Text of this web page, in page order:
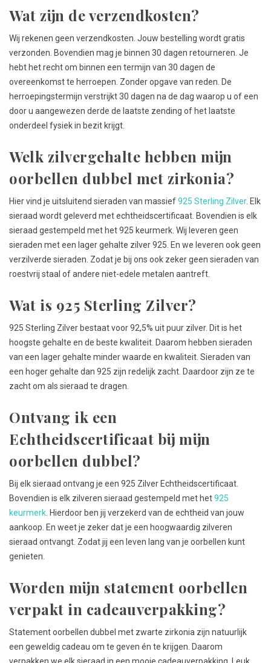
Wat zijn de verzendkosten?
Wij rekenen geen verzendkosten. Jouw bestelling wordt gratis
verzonden. Bovendien mag je binnen 30 dagen retourneren. Je
hebt het recht om binnen een termijn van 30 dagen de
overeenkomst te herroepen. Zonder opgave van reden. De
herroepingstermijn verstrijkt 30 dagen na de dag waarop u of een
door u aangewezen derde de laatste zending of het laatste
onderdeel fysiek in bezit krijgt.
Welk zilvergehalte hebben mijn
oorbellen dubbel met zirkonia?
Hier vind je uitsluitend sieraden van massief925 Sterling Zilver. Elk
sieraad wordt geleverd met echtheidscertificaat. Bovendien is elk
sieraad gestempeld met het 925 keurmerk. Wij leveren geen
sieraden met een lager gehalte zilver 925. En we leveren ook geen
verzilverde sieraden. Zodat je bij ons ook zeker geen sieraden van
roestvrij staal of andere niet-edele metalen aantreft.
Wat is 925 Sterling Zilver?
925 Sterling Zilver bestaat voor 92,5% uit puur zilver. Dit is het
hoogste gehalte en de beste kwaliteit. Daarom hebben sieraden
van een lager gehalte minder waarde en kwaliteit. Sieraden van
een hoger gehalte dan 925 zijn redelijk zacht. Daardoor zijn ze te
zacht om als sieraad te dragen.
Ontvang ik een
Echtheidscertificaat bij mijn
oorbellen dubbel?
Bij elk sieraad ontvang je een 925 Zilver Echtheidscertificaat.
Bovendien is elk zilveren sieraad gestempeld met het925
keurmerk . Hierdoor ben jij verzekerd van de echtheid van jouw
aankoop. En weet je zeker dat je een hoogwaardig zilveren
sieraad ontvangt. Zodat jij een leven lang van je oorbellen kunt
genieten.
Worden mijn statement oorbellen
verpakt in cadeauverpakking?
Statement oorbellen dubbel met zwarte zirkonia zijn natuurlijk
een geweldig cadeau om te geven én te krijgen. Daarom